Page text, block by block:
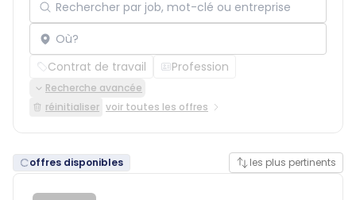
Localisation
Contrat de travail Profession
Recherche avancée
réinitialiser voir toutes les offres
offres disponibles les plus pertinents